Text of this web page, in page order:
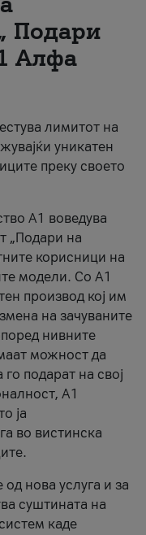
Подари
Алфа
лимитот на
уникатен
преку своето
А1 воведува
„Подари на
корисници на
модели. Со A1
производ кој им
на зачуваните
нивните
можност да
го подарат на свој
А1
ја
во вистинска
нова услуга и за
суштината на
каде